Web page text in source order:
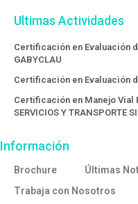
Ultimas Actividades
Certificación en Evaluación
GABYCLAU
Certificación en Evaluación
Certificación en Manejo Vial
SERVICIOS Y TRANSPORTE
Información
Brochure
Últimas
Trabaja con Nosotros